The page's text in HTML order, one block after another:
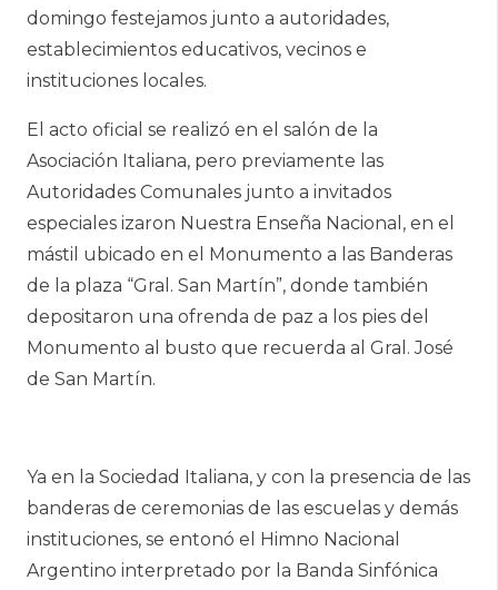
domingo festejamos junto a autoridades,
establecimientos educativos, vecinos e
instituciones locales.
El acto oficial se realizó en el salón de la
Asociación Italiana, pero previamente las
Autoridades Comunales junto a invitados
especiales izaron Nuestra Enseña Nacional, en el
mástil ubicado en el Monumento a las Banderas
de la plaza “Gral. San Martín”, donde también
depositaron una ofrenda de paz a los pies del
Monumento al busto que recuerda al Gral. José
de San Martín.
Ya en la Sociedad Italiana, y con la presencia de las
banderas de ceremonias de las escuelas y demás
instituciones, se entonó el Himno Nacional
Argentino interpretado por la Banda Sinfónica